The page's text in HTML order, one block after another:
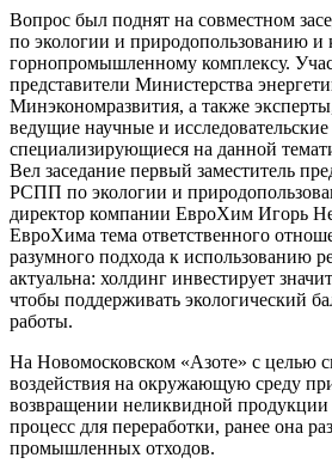
Вопрос был поднят на совместном
по экологии и природопользованию и
горнопромышленному комплексу.
представители Министерства
Минэкономразвития, а также
ведущие научные и
специализирующиеся на данной
Вел заседание первый заместитель
РСПП по экологии и
директор компании ЕвроХим Игорь
ЕвроХима тема ответственного
разумного подхода к использованию
актуальна: холдинг инвестирует
чтобы поддерживать экологический
работы.
На Новомосковском «Азоте» с целью
воздействия на окружающую среду
возвращении неликвидной
процесс для переработки, ранее она
промышленных отходов.